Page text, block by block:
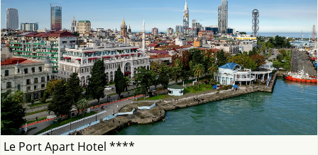
Le Port Apart Hotel ****